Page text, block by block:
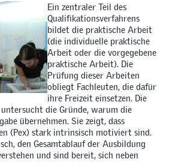
Ein zentraler Teil des
Qualifikationsverfahrens
bildet die praktische Arbeit
(die individuelle praktische
Arbeit oder die vorgegebene
praktische Arbeit). Die
Prüfung dieser Arbeiten
obliegt Fachleuten, die dafür
ihre Freizeit einsetzen. Die
die Gründe, warum die
übernehmen. Sie zeigt, dass
(Pex) stark intrinsisch motiviert sind.
den Gesamtablauf der Ausbildung
und sind bereit, sich neben